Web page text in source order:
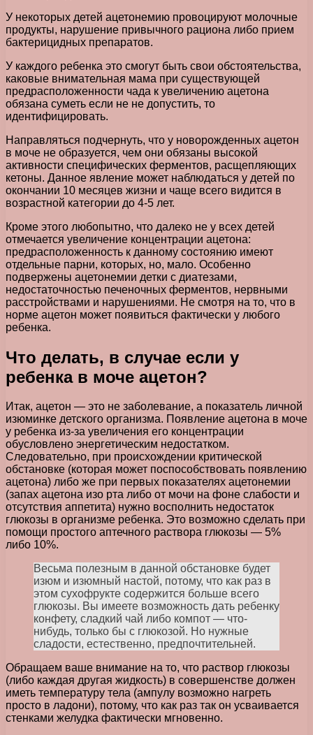
У некоторых детей ацетонемию провоцируют молочные
продукты, нарушение привычного рациона либо прием
бактерицидных препаратов.
У каждого ребенка это смогут быть свои обстоятельства,
каковые внимательная мама при существующей
предрасположенности чада к увеличению ацетона
обязана суметь если не не допустить, то
идентифицировать.
Направляться подчернуть, что у новорожденных ацетон
в моче не образуется, чем они обязаны высокой
активности специфических ферментов, расщепляющих
кетоны. Данное явление может наблюдаться у детей по
окончании 10 месяцев жизни и чаще всего видится в
возрастной категории до 4-5 лет.
Кроме этого любопытно, что далеко не у всех детей
отмечается увеличение концентрации ацетона:
предрасположенность к данному состоянию имеют
отдельные парни, которых, но, мало. Особенно
подвержены ацетонемии детки с диатезами,
недостаточностью печеночных ферментов, нервными
расстройствами и нарушениями. Не смотря на то, что в
норме ацетон может появиться фактически у любого
ребенка.
Что делать, в случае если у
ребенка в моче ацетон?
Итак, ацетон — это не заболевание, а показатель личной
изюминке детского организма. Появление ацетона в моче
у ребенка из-за увеличения его концентрации
обусловлено энергетическим недостатком.
Следовательно, при происхождении критической
обстановке (которая может поспособствовать появлению
ацетона) либо же при первых показателях ацетонемии
(запах ацетона изо рта либо от мочи на фоне слабости и
отсутствия аппетита) нужно восполнить недостаток
глюкозы в организме ребенка. Это возможно сделать при
помощи простого аптечного раствора глюкозы — 5%
либо 10%.
Весьма полезным в данной обстановке будет
изюм и изюмный настой, потому, что как раз в
этом сухофрукте содержится больше всего
глюкозы. Вы имеете возможность дать ребенку
конфету, сладкий чай либо компот — что-
нибудь, только бы с глюкозой. Но нужные
сладости, естественно, предпочтительней.
Обращаем ваше внимание на то, что раствор глюкозы
(либо каждая другая жидкость) в совершенстве должен
иметь температуру тела (ампулу возможно нагреть
просто в ладони), потому, что как раз так он усваивается
стенками желудка фактически мгновенно.